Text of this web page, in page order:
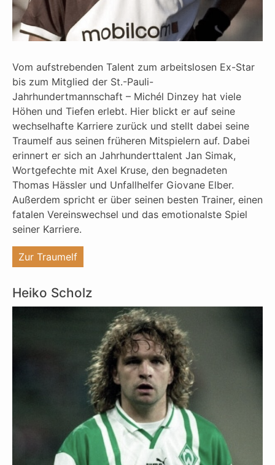
Vom aufstrebenden Talent zum arbeitslosen Ex-Star
bis zum Mitglied der St.-Pauli-
Jahrhundertmannschaft – Michél Dinzey hat viele
Höhen und Tiefen erlebt. Hier blickt er auf seine
wechselhafte Karriere zurück und stellt dabei seine
Traumelf aus seinen früheren Mitspielern auf. Dabei
erinnert er sich an Jahrhunderttalent Jan Simak,
Wortgefechte mit Axel Kruse, den begnadeten
Thomas Hässler und Unfallhelfer Giovane Elber.
Außerdem spricht er über seinen besten Trainer, einen
fatalen Vereinswechsel und das emotionalste Spiel
seiner Karriere.
Zur Traumelf"%s"
Heiko Scholz